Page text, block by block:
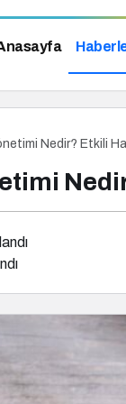
Nedir? Etkili